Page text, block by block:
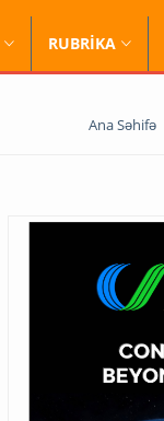
RUBRİKA
Ana Səhifə